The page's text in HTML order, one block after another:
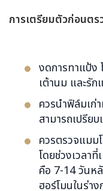
การเตรียมตัวก่อนต
งดการทาแป้ง
เต้านม และรั
ควรนำฟิล์มเก่
สามารถเปรีย
ควรตรวจแมม
โดยช่วงเวลา
คือ 7-14 วันห
ฮอร์โมนในร่า